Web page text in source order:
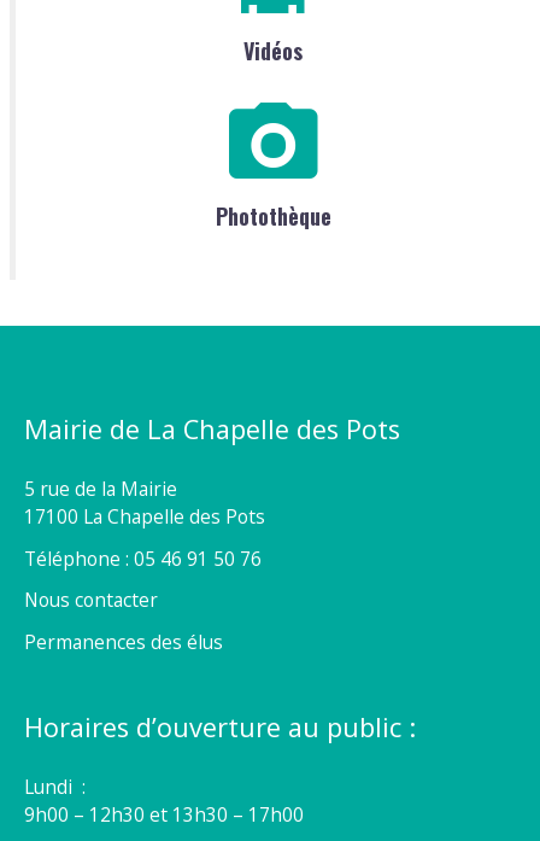
Vidéos
Photothèque
Mairie de La Chapelle des Pots
5 rue de la Mairie
17100 La Chapelle des Pots
Téléphone : 05 46 91 50 76
Nous contacter
Permanences des élus
Horaires d’ouverture au public :
Lundi :
9h00 – 12h30 et 13h30 – 17h00